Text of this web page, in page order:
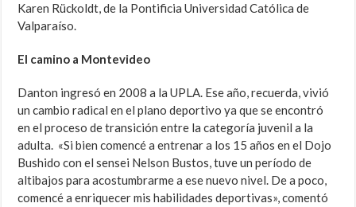
Karen Rückoldt, de la Pontificia Universidad Católica de
Valparaíso.
El camino a Montevideo
Danton ingresó en 2008 a la UPLA. Ese año, recuerda, vivió
un cambio radical en el plano deportivo ya que se encontró
en el proceso de transición entre la categoría juvenil a la
adulta. «Si bien comencé a entrenar a los 15 años en el Dojo
Bushido con el sensei Nelson Bustos, tuve un período de
altibajos para acostumbrarme a ese nuevo nivel. De a poco,
comencé a enriquecer mis habilidades deportivas», comentó